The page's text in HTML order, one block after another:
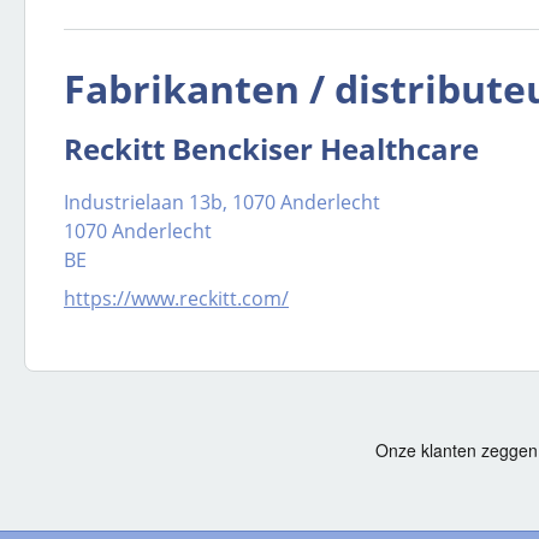
Fabrikanten /
Reckitt Benckiser Healthcare
Industrielaan 13b, 1070 Anderlecht
1070 Anderlecht
BE
https://www.reckitt.com/